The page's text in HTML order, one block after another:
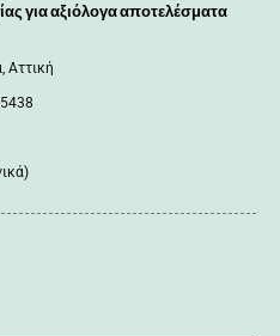
για αξιόλογα αποτελέσματα
Αττική